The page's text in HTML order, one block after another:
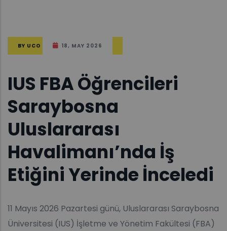
BY UCO 18, MAY 2026
IUS FBA Öğrencileri
Saraybosna
Uluslararası
Havalimanı’nda İş
Etiğini Yerinde İnceledi
11 Mayıs 2026 Pazartesi günü, Uluslararası Saraybosna
Üniversitesi (IUS) İşletme ve Yönetim Fakültesi (FBA)